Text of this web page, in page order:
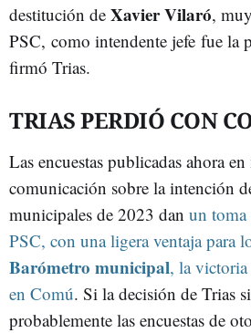
destitución de Xavier Vilaró,
PSC, como intendente jefe fue la
firmó Trias.
TRIAS PERDIÓ CON
Las encuestas publicadas ahora
comunicación sobre la intención
municipales de 2023 dan un toma
PSC, con una ligera ventaja para
Barómetro municipal, la victoria
en Comú. Si la decisión de Trias
probablemente las encuestas de